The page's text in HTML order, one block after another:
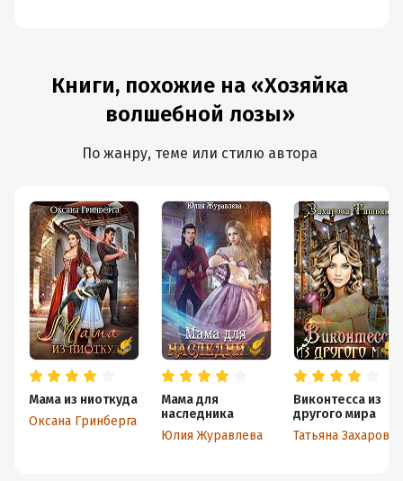
Книги, похожие на «Хозяйка
волшебной лозы»
По жанру, теме или стилю автора
Мама из ниоткуда
Оксана Гринберга
Мама для
наследника
Юлия Журавлева
Виконтесса из
другого мира
Татьяна Захарова